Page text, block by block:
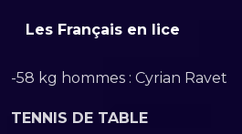
Les Français en lice
-58 kg hommes : Cyrian Ravet
TENNIS DE TABLE